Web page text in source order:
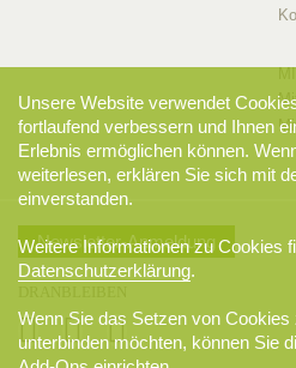
Newsletter-Anmeldung
Unsere Website verwendet
fortlaufend verbessern und Ihnen
Erlebnis ermöglichen können.
weiterlesen, erklären Sie sich mit
einverstanden.
Weitere Informationen zu Cookies
Datenschutzerklärung.
Wenn Sie das Setzen von
unterbinden möchten, können Sie